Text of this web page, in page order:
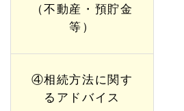
（不動産・預貯金
等）
④相続方法に関す
るアドバイス